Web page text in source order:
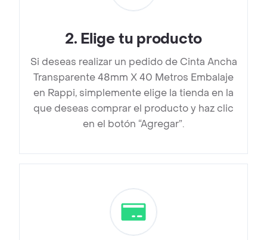
2. Elige tu producto
Si deseas realizar un pedido de Cinta Ancha
Transparente 48mm X 40 Metros Embalaje
en Rappi, simplemente elige la tienda en la
que deseas comprar el producto y haz clic
en el botón “Agregar”.